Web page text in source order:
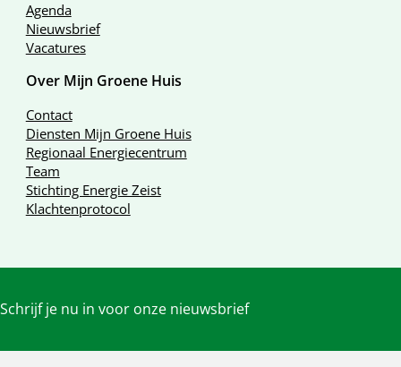
Agenda
Nieuwsbrief
Vacatures
Over Mijn Groene Huis
Contact
Diensten Mijn Groene Huis
Regionaal Energiecentrum
Team
Stichting Energie Zeist
Klachtenprotocol
Schrijf je nu in voor onze nieuwsbrief